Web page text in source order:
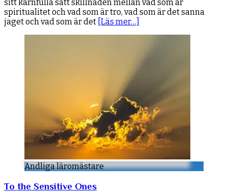
sitt kärnfulla sätt skillnaden mellan vad som är
spiritualitet och vad som är tro, vad som är det sanna
jaget och vad som är det [Läs mer…]
Andliga läromästare
To the Sensitive Ones